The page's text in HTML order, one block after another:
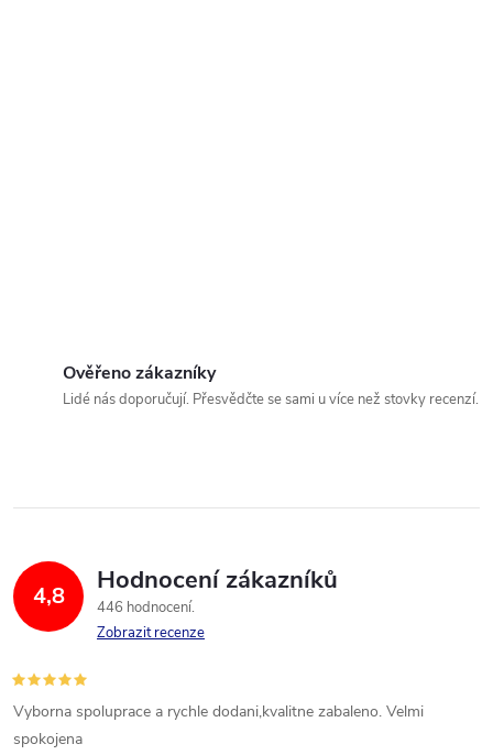
Ověřeno zákazníky
Lidé nás doporučují. Přesvědčte se sami u více než stovky recenzí.
4,8 Hodnocení zákazníků
446 hodnocení
Zobrazit recenze
Vyborna spoluprace a rychle dodani,kvalitne zabaleno. Velmi
spokojena